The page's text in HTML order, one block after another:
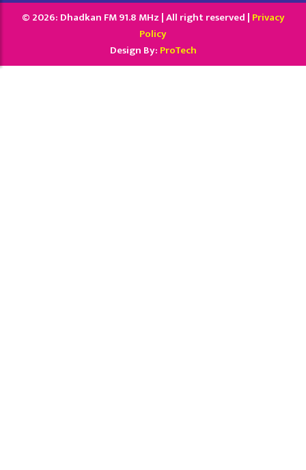
© 2026: Dhadkan FM 91.8 MHz | All right reserved | Privacy
Policy
Design By: ProTech